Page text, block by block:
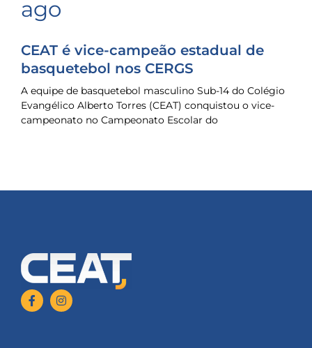
ago
CEAT é vice-campeão estadual de
basquetebol nos CERGS
A equipe de basquetebol masculino Sub-14 do Colégio
Evangélico Alberto Torres (CEAT) conquistou o vice-
campeonato no Campeonato Escolar do